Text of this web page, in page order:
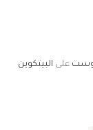
على البيتكوين